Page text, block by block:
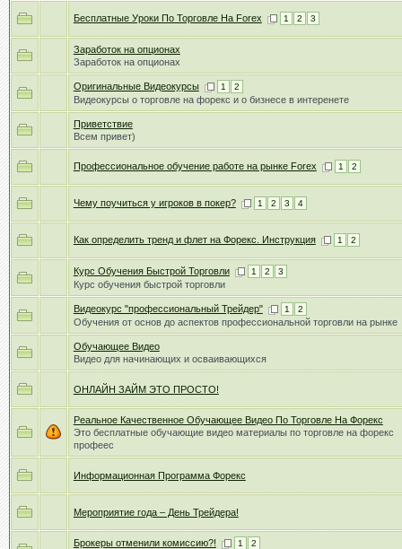
Бесплатные Уроки По Торговле На Forex 1 2 3
Заработок на опционах
Заработок на опционах
Оригинальные Видеокурсы 1 2
Видеокурсы о торговле на форекс и о бизнесе в интеренете
Приветствие
Всем привет)
Профессиональное обучение работе на рынке Forex 1 2
Чему поучиться у игроков в покер? 1 2 3 4
Как определить тренд и флет на Форекс. Инструкция 1 2
Курс Обучения Быстрой Торговли 1 2 3
Курс обучения быстрой торговли
Видеокурс "профессиональный Трейдер" 1 2
Обучения от основ до аспектов профессиональной торговли на рынке
Обучающее Видео
Видео для начинающих и осваивающихся
ОНЛАЙН ЗАЙМ ЭТО ПРОСТО!
Реальное Качественное Обучающее Видео По Торговле На Форекс
Это бесплатные обучающие видео материалы по торговле на форекс
профеес
Информационная Программа Форекс
Мероприятие года – День Трейдера!
Брокеры отменили комиссию?! 1 2